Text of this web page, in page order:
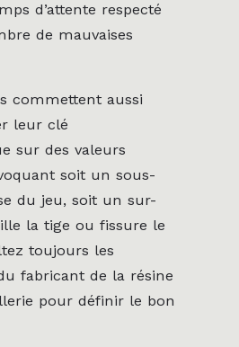
d’attente respecté
de mauvaises
commettent aussi
leur clé
sur des valeurs
soit un sous-
du jeu, soit un sur-
la tige ou fissure le
toujours les
fabricant de la résine
pour définir le bon